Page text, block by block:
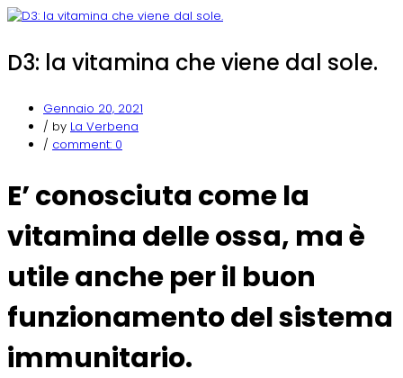
D3: la vitamina che viene dal sole.
Gennaio 20, 2021
/ by La Verbena
/ comment: 0
E’ conosciuta come la
vitamina delle ossa, ma è
utile anche per il buon
funzionamento del sistema
immunitario.